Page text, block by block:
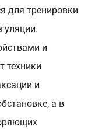
для тренировки
и
техники
и
а в